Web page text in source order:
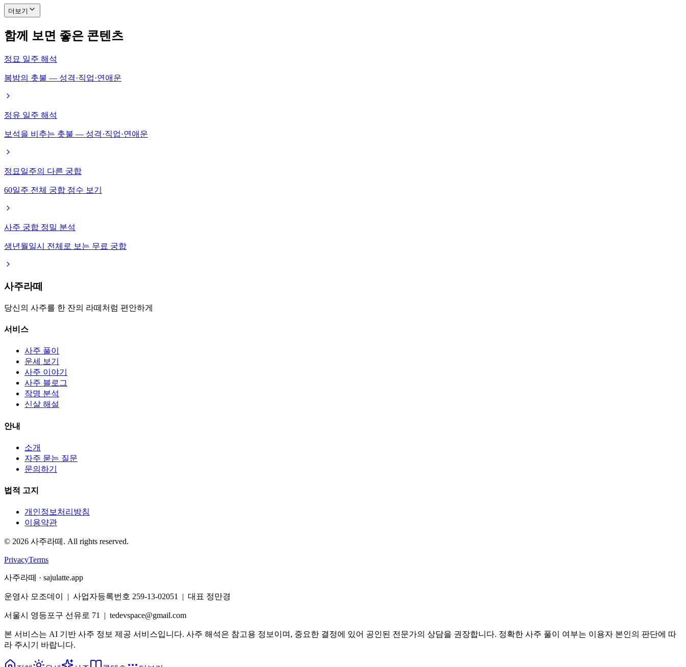
더보기
함께 보면 좋은 콘텐츠
정묘 일주 해석
봄밤의 촛불 — 성격·직업·연애운
정유 일주 해석
보석을 비추는 촛불 — 성격·직업·연애운
정묘일주의 다른 궁합
60일주 전체 궁합 점수 보기
사주 궁합 정밀 분석
생년월일시 전체로 보는 무료 궁합
사주라떼
당신의 사주를 한 잔의 라떼처럼 편안하게
서비스
사주 풀이
운세 보기
사주 이야기
사주 블로그
작명 분석
신살 해설
안내
소개
자주 묻는 질문
문의하기
법적 고지
개인정보처리방침
이용약관
© 2026 사주라떼. All rights reserved.
PrivacyTerms
사주라떼 · sajulatte.app
운영사 모조데이 | 사업자등록번호 259-13-02051 | 대표 정만경
서울시 영등포구 선유로 71 | tedevspace@gmail.com
본 서비스는 AI 기반 사주 정보 제공 서비스입니다. 사주 해석은 참고용 정보이며, 중요한 결정에 있어 공인된 전문가의 상담을 권장합니다. 정확한 사주 풀이 여부는 이용자 본인의 판단에 따
라 주시기 바랍니다.